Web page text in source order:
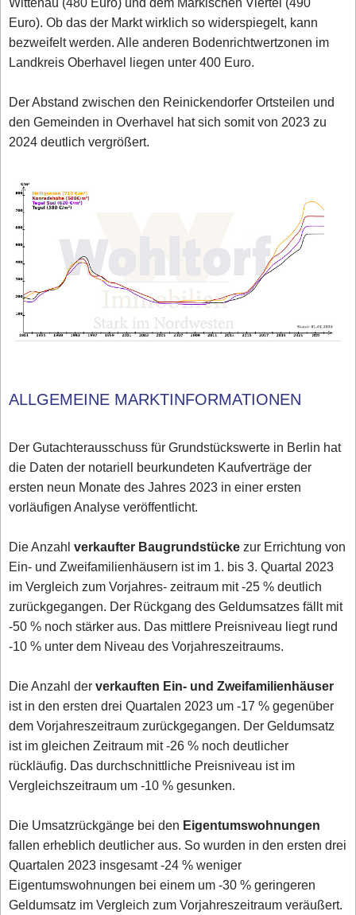
Euro). Ob das der Markt wirklich so widerspiegelt, kann
bezweifelt werden. Alle anderen Bodenrichtwertzonen im
Landkreis Oberhavel liegen unter 400 Euro.
Der Abstand zwischen den Reinickendorfer Ortsteilen und
den Gemeinden in Overhavel hat sich somit von 2023 zu
2024 deutlich vergrößert.
ALLGEMEINE MARKTINFORMATIONEN
Der Gutachterausschuss für Grundstückswerte in Berlin hat
die Daten der notariell beurkundeten Kaufverträge der
ersten neun Monate des Jahres 2023 in einer ersten
vorläufigen Analyse veröffentlicht.
Die Anzahlverkaufter Baugrundstückezur Errichtung von
Ein- und Zweifamilienhäusern ist im 1. bis 3. Quartal 2023
im Vergleich zum Vorjahres- zeitraum mit -25 % deutlich
zurückgegangen. Der Rückgang des Geldumsatzes fällt mit
-50 % noch stärker aus. Das mittlere Preisniveau liegt rund
-10 % unter dem Niveau des Vorjahreszeitraums.
Die Anzahl derverkauften Ein- und Zweifamilienhäuser
ist in den ersten drei Quartalen 2023 um -17 % gegenüber
dem Vorjahreszeitraum zurückgegangen. Der Geldumsatz
ist im gleichen Zeitraum mit -26 % noch deutlicher
rückläufig. Das durchschnittliche Preisniveau ist im
Vergleichszeitraum um -10 % gesunken.
Die Umsatzrückgänge bei den Eigentumswohnungen
fallen erheblich deutlicher aus. So wurden in den ersten drei
Quartalen 2023 insgesamt -24 % weniger
Eigentumswohnungen bei einem um -30 % geringeren
Geldumsatz im Vergleich zum Vorjahreszeitraum veräußert.